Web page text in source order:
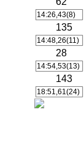
14:26,43(8)
135
14:48,26(11)
28
14:54,53(13)
143
18:51,61(24)